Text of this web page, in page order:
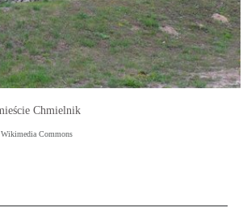
Chmielnik
Commons